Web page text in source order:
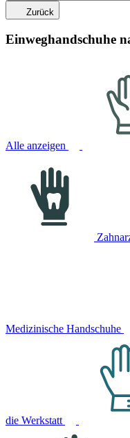
Zurück
Einweghandschuhe
Alle anzeigen
Medizinische Handschuhe
die Werkstatt